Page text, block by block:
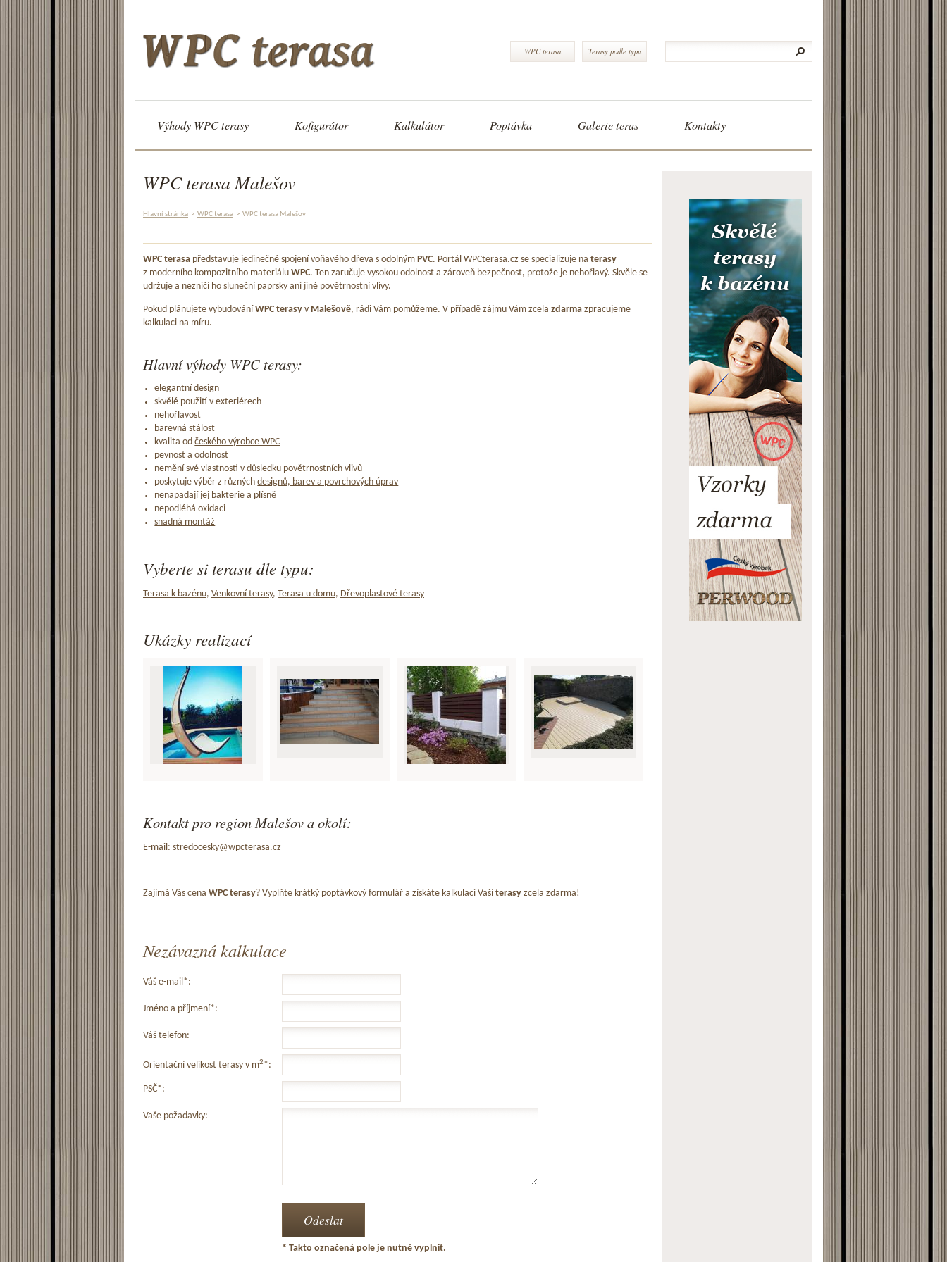
WPC terasa Terasy podle typu
Výhody WPC terasy Kofigurátor Kalkulátor Poptávka Galerie teras Kontakty
WPC terasa Malešov
Hlavní stránka > WPC terasa > WPC terasa Malešov
WPC terasa představuje jedinečné spojení voňavého dřeva s odolným PVC. Portál WPCterasa.cz se specializuje na terasy
z moderního kompozitního materiálu WPC. Ten zaručuje vysokou odolnost a zároveň bezpečnost, protože je nehořlavý. Skvěle se
udržuje a nezničí ho sluneční paprsky ani jiné povětrnostní vlivy.
Pokud plánujete vybudování WPC terasy v Malešově, rádi Vám pomůžeme. V případě zájmu Vám zcela zdarma zpracujeme
kalkulaci na míru.
Hlavní výhody WPC terasy:
elegantní design
skvělé použití v exteriérech
nehořlavost
barevná stálost
kvalita odčeského výrobce WPC
pevnost a odolnost
nemění své vlastnosti v důsledku povětrnostních vlivů
poskytuje výběr z různýchdesignů, barev a povrchových úprav
nenapadají jej bakterie a plísně
nepodléhá oxidaci
snadná montáž
Vyberte si terasu dle typu:
Terasa k bazénu, Venkovní terasy, Terasa u domu, Dřevoplastové terasy
Ukázky realizací
Kontakt pro region Malešov a okolí:
E-mail: stredocesky@wpcterasa.cz
Zajímá Vás cena WPC terasy? Vyplňte krátký poptávkový formulář a získáte kalkulaci Vaší terasy zcela zdarma!
Nezávazná kalkulace
Váš e-mail*:
Jméno a příjmení*:
Váš telefon:
Orientační velikost terasy v m2*:
PSČ*:
Vaše požadavky:
* Takto označená pole je nutné vyplnit.